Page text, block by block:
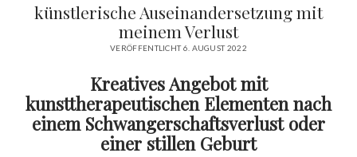
künstlerische Auseinandersetzung mit
meinem Verlust
VERÖFFENTLICHT 6. AUGUST 2022
Kreatives Angebot mit
kunsttherapeutischen Elementen nach
einem Schwangerschaftsverlust oder
einer stillen Geburt